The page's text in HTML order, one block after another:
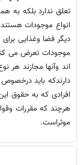
تعلق ندارد بلکه به
انواع موجودات
دیگر فضا وغذایی
موجودات تعرض می
اند وآنها مجازند هر
دارندکه باید درخصوص
افرادی که به حقوق
هرچند که مقررات
موثراست.